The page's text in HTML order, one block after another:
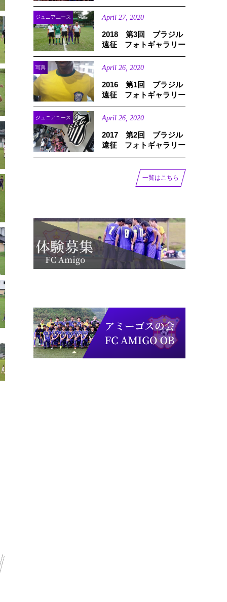
ジュニアユース April 27, 2020
2018 第3回 ブラジル
遠征 フォトギャラリー
写真 April 26 2020
2016 第1回 ブラジル
遠征 フォトギャラリー
ジュニアユース April 26 2020
2017 第2回 ブラジル
遠征 フォトギャラリー
一覧はこちら